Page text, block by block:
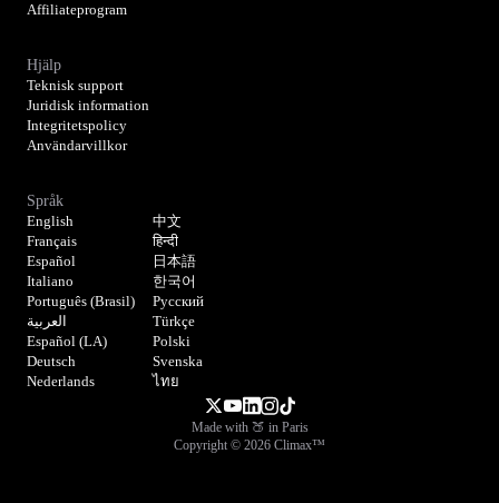
Affiliateprogram
Hjälp
Teknisk support
Juridisk information
Integritetspolicy
Användarvillkor
Språk
English
Français
Español
Italiano
Português (Brasil)
العربية
Español (LA)
Deutsch
Nederlands
中文
हिन्दी
日本語
한국어
Русский
Türkçe
Polski
Svenska
ไทย
Made with 🍑 in Paris
Copyright © 2026 Climax™